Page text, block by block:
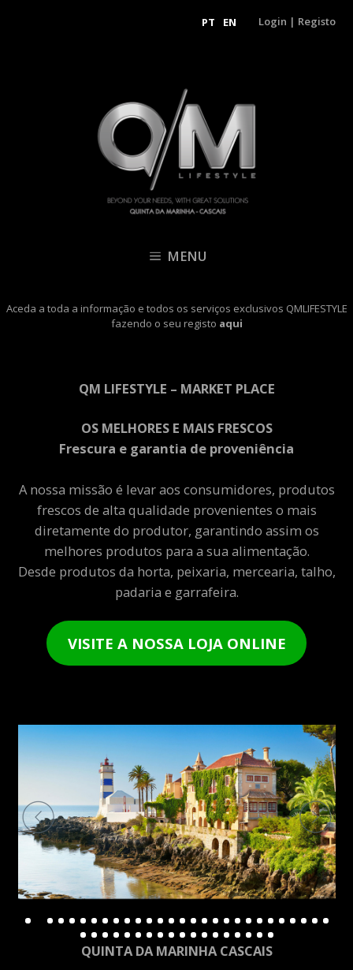
PT EN Login | Registo
MENU
Aceda a toda a informação e todos os serviços exclusivos QMLIFESTYLE
fazendo o seu registo aqui
QM LIFESTYLE – MARKET PLACE
OS MELHORES E MAIS FRESCOS
Frescura e garantia de proveniência
A nossa missão é levar aos consumidores, produtos
frescos de alta qualidade provenientes o mais
diretamente do produtor, garantindo assim os
melhores produtos para a sua alimentação.
Desde produtos da horta, peixaria, mercearia, talho,
padaria e garrafeira.
VISITE A NOSSA LOJA ONLINE
QUINTA DA MARINHA CASCAIS